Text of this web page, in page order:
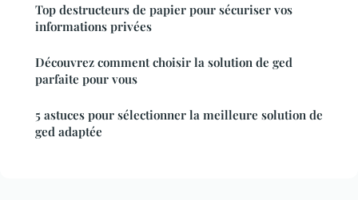
Top destructeurs de papier pour sécuriser vos
informations privées
Découvrez comment choisir la solution de ged
parfaite pour vous
5 astuces pour sélectionner la meilleure solution de
ged adaptée